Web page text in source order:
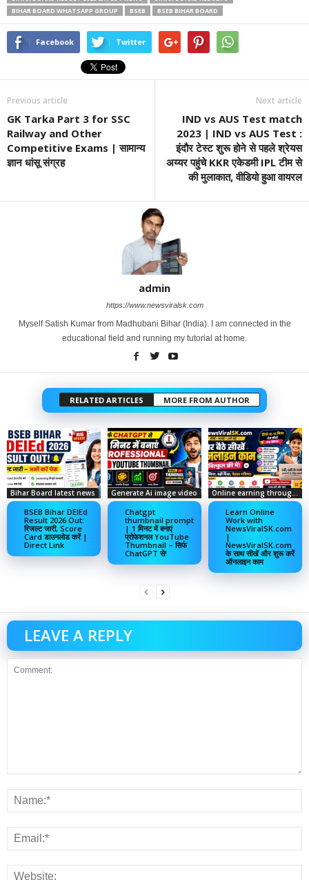
BIHAR BOARD WHATSAPP GROUP
BSEB BSEB BIHAR BOARD
Facebook Twitter
Previous article
GK Tarka Part 3 for SSC
Railway and Other
Competitive Exams | सामान्य
ज्ञान धांसू संग्रह
Next article
IND vs AUS Test match
2023 | IND vs AUS Test :
इंदौर टेस्ट शुरू होने से पहले श्रेयस
अय्यर पहुंचे KKR एकेडमी IPL टीम से
की मुलाकात, वीडियो हुआ वायरल
admin
https://www.newsviralsk.com
Myself Satish Kumar from Madhubani Bihar (India). I am connected in the
educational field and running my tutorial at home.
RELATED ARTICLES MORE FROM AUTHOR
Bihar Board latest news
BSEB Bihar DElEd
Result 2026 Out:
रिजल्ट जारी, Score
Card डाउनलोड करें |
Direct Link
Generate Ai image video
Chatgpt
thumbnail prompt
| 1 मिनट में बनाएं
प्रोफेशनल YouTube
Thumbnail – सिर्फ
ChatGPT से!
Learn Online
Work with
NewsViralSK.com
|
NewsViralSK.com
के साथ सीखें और शुरू करें
ऑनलाइन काम
LEAVE A REPLY